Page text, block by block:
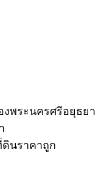
พระนครศรีอยุธยา
นราคาถูก